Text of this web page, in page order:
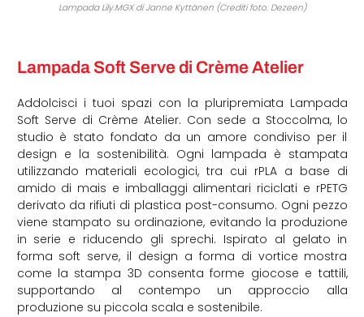
Lampada Lily.MGX di Janne Kyttänen (Crediti foto: Dezeen)
Lampada Soft Serve di Crème Atelier
Addolcisci i tuoi spazi con la pluripremiata Lampada
Soft Serve di Crème Atelier. Con sede a Stoccolma, lo
studio è stato fondato da un amore condiviso per il
design e la sostenibilità. Ogni lampada è stampata
utilizzando materiali ecologici, tra cui rPLA a base di
amido di mais e imballaggi alimentari riciclati e rPETG
derivato da rifiuti di plastica post-consumo. Ogni pezzo
viene stampato su ordinazione, evitando la produzione
in serie e riducendo gli sprechi. Ispirato al gelato in
forma soft serve, il design a forma di vortice mostra
come la stampa 3D consenta forme giocose e tattili,
supportando al contempo un approccio alla
produzione su piccola scala e sostenibile.